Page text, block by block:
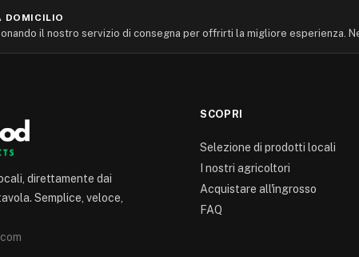
DOMICILIO
il nostro servizio di consegna per offrirti la migliore esperienza.
direttamente dai
Semplice, veloce,
SCOPRI
Selezione di prodotti locali
I nostri agricoltori
Acquistare all'ingrosso
FAQ